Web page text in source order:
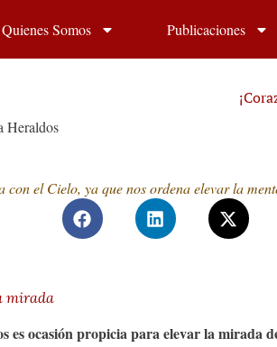
Quienes Somos Publicaciones
Heraldos
el Cielo, ya que nos ordena elevar la
mirada
es ocasión propicia para elevar la mirada